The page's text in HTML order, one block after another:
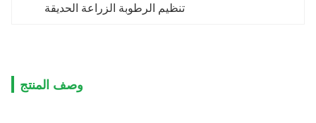
تنظيم الرطوبة الزراعة الحديقة
وصف المنتج